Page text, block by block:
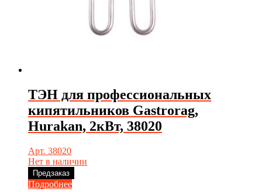
ТЭН для профессиональных
кипятильников Gastrorag,
Hurakan, 2кВт, 38020
Арт. 38020
Нет в наличии
Предзаказ
Подробнее